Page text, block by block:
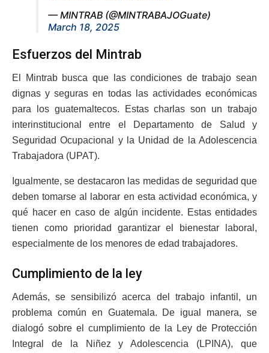
— MINTRAB (@MINTRABAJOGuate)
March 18, 2025
Esfuerzos del Mintrab
El Mintrab busca que las condiciones de trabajo sean
dignas y seguras en todas las actividades económicas
para los guatemaltecos. Estas charlas son un trabajo
interinstitucional entre el Departamento de Salud y
Seguridad Ocupacional y la Unidad de la Adolescencia
Trabajadora (UPAT).
Igualmente, se destacaron las medidas de seguridad que
deben tomarse al laborar en esta actividad económica, y
qué hacer en caso de algún incidente. Estas entidades
tienen como prioridad garantizar el bienestar laboral,
especialmente de los menores de edad trabajadores.
Cumplimiento de la ley
Además, se sensibilizó acerca del trabajo infantil, un
problema común en Guatemala. De igual manera, se
dialogó sobre el cumplimiento de la Ley de Protección
Integral de la Niñez y Adolescencia (LPINA), que